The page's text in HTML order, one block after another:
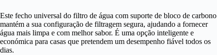
Este fecho universal do filtro de água com suporte de bloco de carbono
mantém a sua configuração de filtragem segura, ajudando a fornecer
água mais limpa e com melhor sabor. É uma opção inteligente e
económica para casas que pretendem um desempenho fiável todos os
dias.